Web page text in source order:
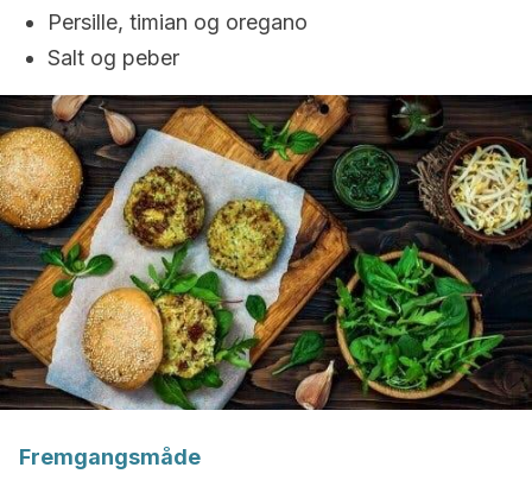
Persille, timian og oregano
Salt og peber
Fremgangsmåde